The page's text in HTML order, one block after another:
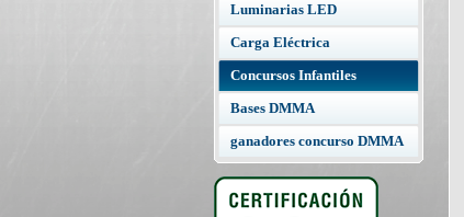
Luminarias LED
Carga Eléctrica
Concursos Infantiles
Bases DMMA
ganadores concurso DMMA